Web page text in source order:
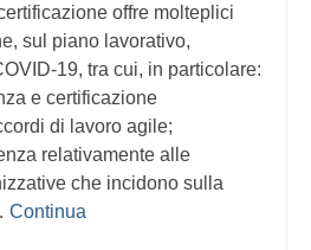
offre molteplici
sul piano lavorativo,
19, tra cui, in particolare:
e certificazione
di lavoro agile;
relativamente alle
che incidono sulla
Continua